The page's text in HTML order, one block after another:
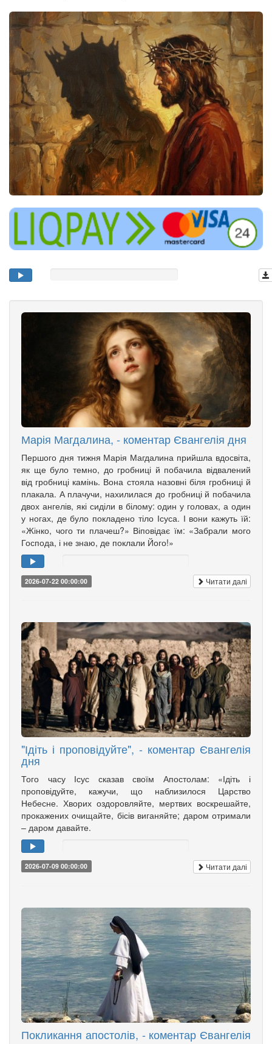
Марія Магдалина, - коментар Євангелія дня
Першого дня тижня Марія Магдалина прийшла вдосвіта,
як ще було темно, до гробниці й побачила відвалений
від гробниці камінь. Вона стояла назовні біля гробниці й
плакала. А плачучи, нахилилася до гробниці й побачила
двох ангелів, які сиділи в білому: один у головах, а один
у ногах, де було покладено тіло Ісуса. І вони кажуть їй:
«Жінко, чого ти плачеш?» Віповідає їм: «Забрали мого
Господа, і не знаю, де поклали Його!»
2026-07-22 00:00:00 Читати далі
"Ідіть і проповідуйте", - коментар Євангелія
дня
Того часу Ісус сказав своїм Апостолам: «Ідіть і
проповідуйте, кажучи, що наблизилося Царство
Небесне. Хворих оздоровляйте, мертвих воскрешайте,
прокажених очищайте, бісів виганяйте; даром отримали
– даром давайте.
2026-07-09 00:00:00 Читати далі
Покликання апостолів, - коментар Євангелія